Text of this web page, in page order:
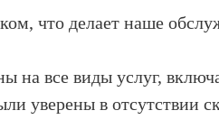
что делает наше
на все виды услуг,
уверены в отсутствии